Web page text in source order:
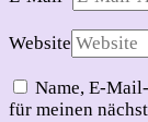
Website
Name, E-
für meinen